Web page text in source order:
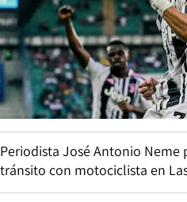
Periodista José Antonio
tránsito con motociclista en